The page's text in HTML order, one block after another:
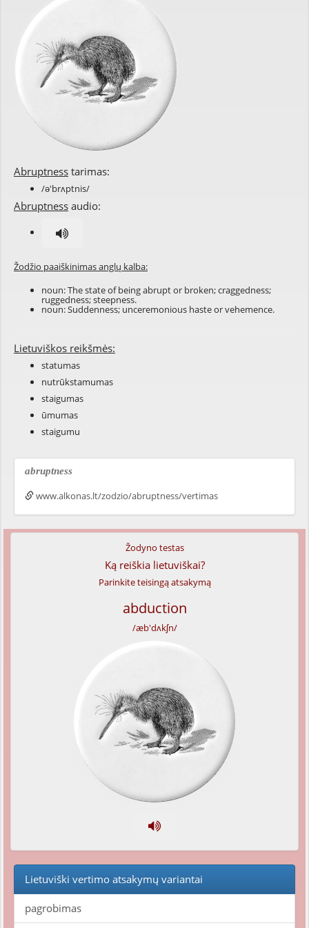
Abruptness tarimas:
/ə'brʌptnis/
Abruptness audio:
Žodžio paaiškinimas anglų kalba:
noun: The state of being abrupt or broken; craggedness;
ruggedness; steepness.
noun: Suddenness; unceremonious haste or vehemence.
Lietuviškos reikšmės:
statumas
nutrūkstamumas
staigumas
ūmumas
staigumu
abruptness
www.alkonas.lt/zodzio/abruptness/vertimas
Žodyno testas
Ką reiškia lietuviškai?
Parinkite teisingą atsakymą
abduction
/æb'dʌkʃn/
Lietuviški vertimo atsakymų variantai
pagrobimas